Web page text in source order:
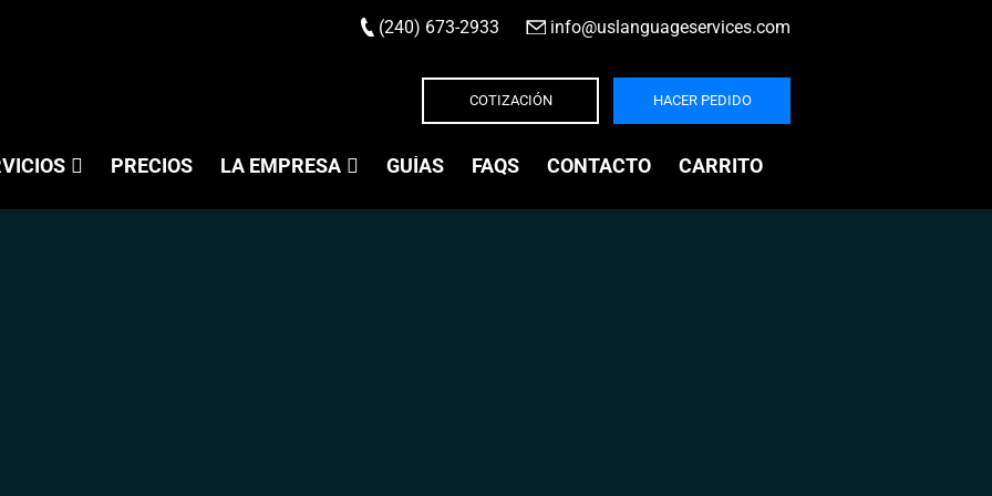
(240) 673-2933 info@uslanguageservices.com
COTIZACIÓN HACER PEDIDO
PRECIOS LA EMPRESA GUÍAS FAQS CONTACTO CARRITO